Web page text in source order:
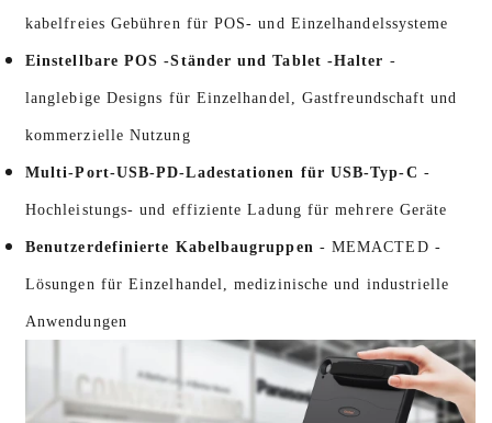
kabelfreies Gebühren für POS- und Einzelhandelssysteme
Einstellbare POS -Ständer und Tablet -Halter -
langlebige Designs für Einzelhandel, Gastfreundschaft und
kommerzielle Nutzung
Multi-Port-USB-PD-Ladestationen für USB-Typ-C -
Hochleistungs- und effiziente Ladung für mehrere Geräte
Benutzerdefinierte Kabelbaugruppen - MEMACTED -
Lösungen für Einzelhandel, medizinische und industrielle
Anwendungen